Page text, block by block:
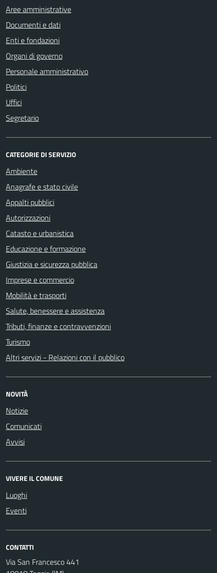
Aree amministrative
Documenti e dati
Enti e fondazioni
Organi di governo
Personale amministrativo
Politici
Uffici
Segretario
CATEGORIE DI SERVIZIO
Ambiente
Anagrafe e stato civile
Appalti pubblici
Autorizzazioni
Catasto e urbanistica
Educazione e formazione
Giustizia e sicurezza pubblica
Imprese e commercio
Mobilità e trasporti
Salute, benessere e assistenza
Tributi, finanze e contravvenzioni
Turismo
Altri servizi - Relazioni con il pubblico
NOVITÀ
Notizie
Comunicati
Avvisi
VIVERE IL COMUNE
Luoghi
Eventi
CONTATTI
Via San Francesco 441